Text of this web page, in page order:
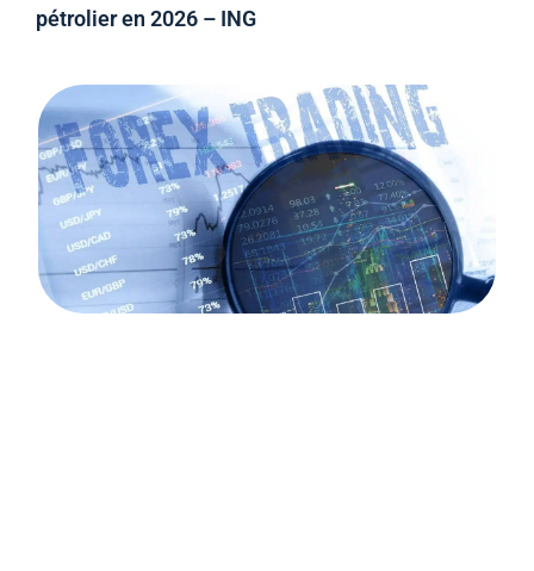
pétrolier en 2026 – ING